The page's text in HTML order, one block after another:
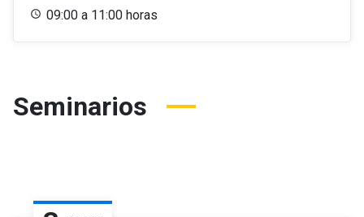
09:00 a 11:00 horas
Seminarios